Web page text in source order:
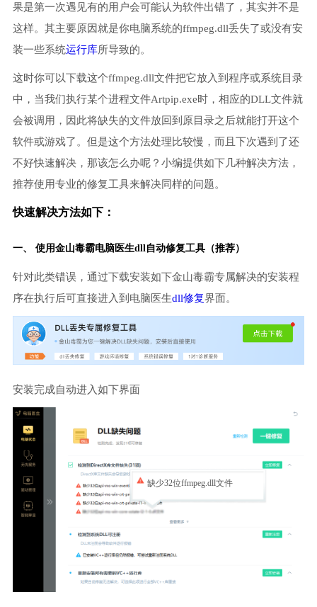
果是第一次遇见有的用户会可能认为软件出错了，其实并不是
这样。其主要原因就是你电脑系统的ffmpeg.dll丢失了或没有安
装一些系统运行库所导致的。
这时你可以下载这个ffmpeg.dll文件把它放入到程序或系统目录
中，当我们执行某个进程文件Artpip.exe时，相应的DLL文件就
会被调用，因此将缺失的文件放回到原目录之后就能打开这个
软件或游戏了。但是这个方法处理比较慢，而且下次遇到了还
不好快速解决，那该怎么办呢？小编提供如下几种解决方法，
推荐使用专业的修复工具来解决同样的问题。
快速解决方法如下：
一、 使用金山毒霸电脑医生dll自动修复工具（推荐）
针对此类错误，通过下载安装如下金山毒霸专属解决的安装程
序在执行后可直接进入到电脑医生dll修复界面。
安装完成自动进入如下界面
缺少32位ffmpeg.dll文件